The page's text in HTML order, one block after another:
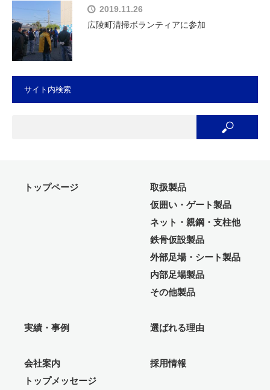
2019.11.26
広陵町清掃ボランティアに参加
サイト内検索
トップページ
取扱製品
仮囲い・ゲート製品
ネット・親鋼・支柱他
鉄骨仮設製品
外部足場・シート製品
内部足場製品
その他製品
実績・事例 選ばれる理由
会社案内
トップメッセージ
採用情報